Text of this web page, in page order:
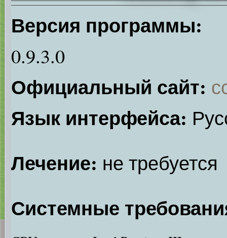
Версия программы:
0.9.3.0
Официальный сайт:
Язык интерфейса:
Лечение: не требуется
Системные